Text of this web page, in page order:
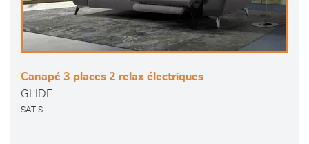
Canapé 3 places 2 relax électriques
GLIDE
SATIS